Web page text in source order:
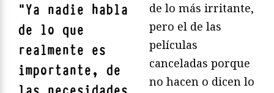
"Ya nadie habla
de lo que
realmente es
importante, de
de lo más irritante,
pero el de las
películas
canceladas porque
no hacen o dicen lo